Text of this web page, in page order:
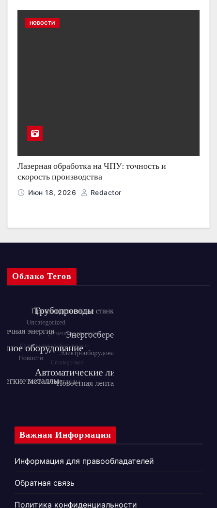
НОВОСТИ
Лазерная обработка на ЧПУ: точность и
скорость производства
Июн 18, 2026 Redactor
Облако Тегов
Важная Информация
Информация для правообладателей
Обратная связь
Политика конфиденциальности